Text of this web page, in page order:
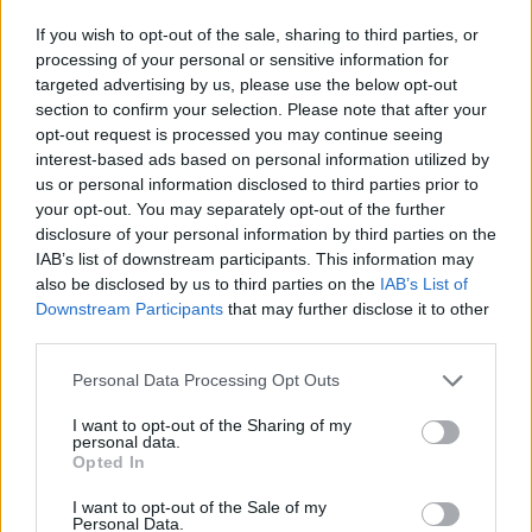
If you wish to opt-out of the sale, sharing to third parties, or
processing of your personal or sensitive information for
targeted advertising by us, please use the below opt-out
section to confirm your selection. Please note that after your
opt-out request is processed you may continue seeing
interest-based ads based on personal information utilized by
us or personal information disclosed to third parties prior to
your opt-out. You may separately opt-out of the further
disclosure of your personal information by third parties on the
IAB’s list of downstream participants. This information may
also be disclosed by us to third parties on the IAB’s List of
Downstream Participants that may further disclose it to other
Please note that this website/app uses one or more Google
not limited to your visit or usage behaviour. You may click to
grant or deny consent to Google and its third-party tags to
use your data for below specified purposes in below Google
consent section.
Personal Data Processing Opt Outs
I want to opt-out of the Sharing of my
personal data.
Opted In
I want to opt-out of the Sale of my
Personal Data.
εσωτερικού.
Σκύρος Ναυτική Εταιρεία (Skyros
Shipping Co.)
Έκπτωση 50% στα ακτοπλοϊκά εισιτήρια των
αναπληρωτών εκπαιδευτικών, η οποία ισχύει
για το ατομικό τους εισιτήριο και για το
εισιτήριο του Ι.Χ. αυτοκινήτου τους.
Η έκπτωση εφαρμόζεται καθ’ όλη τη διάρκεια
του έτους, καθώς και στην περίοδο του Πάσχα
από 03/04/2026 έως 19/04/2026. Τις επόμενες
ημέρες ενδέχεται να προστεθούν και άλλες
εταιρείες στον ανωτέρω πίνακα, οπότε και θα